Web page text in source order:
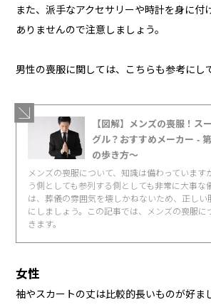
また、派手なアクセサリーや時計を身に付
ありませんので注意しましょう。
男性の喪服に関しては、こちらも参考にし
【図解】メンズの喪服！ス
グル？おすすめメーカー -
の歩き方〜
メンズの喪服について、知識は備わっています
う側としても参列する側としても非常に大事な
は、葬儀の雰囲気を壊しかねないため、正しい
にしましょう。この記事では、メンズの喪服に
きます。
女性
袖やスカートの丈は比較的長いものが好ま